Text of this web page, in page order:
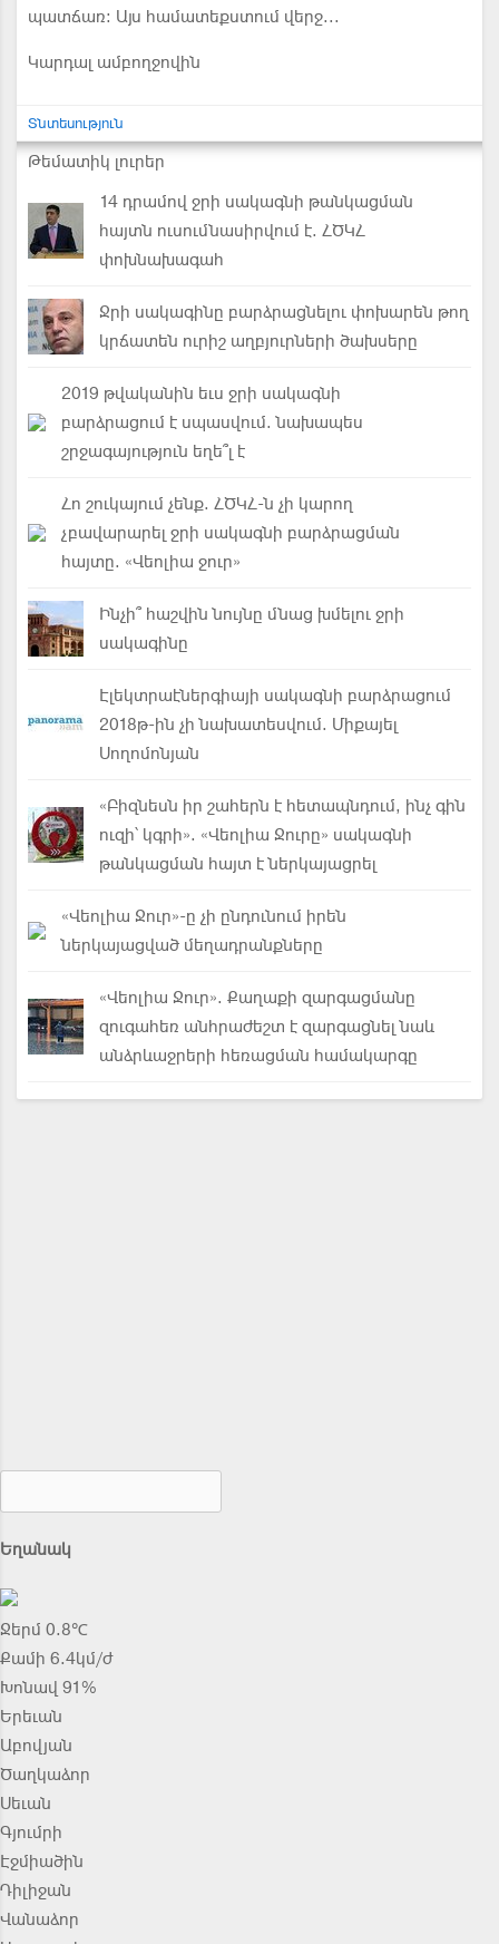
պատճառ։ Այս համատեքստում վերջ...
Կարդալ ամբողջովին
Տնտեսություն
Թեմատիկ լուրեր
14 դրամով ջրի սակագնի թանկացման
հայտն ուսումնասիրվում է. ՀԾԿՀ
փոխնախագահ
Ջրի սակագինը բարձրացնելու փոխարեն թող
կրճատեն ուրիշ աղբյուրների ծախսերը
2019 թվականին եւս ջրի սակագնի
բարձրացում է սպասվում. նախապես
շրջագայություն եղե՞լ է
Հո շուկայում չենք. ՀԾԿՀ-ն չի կարող
չբավարարել ջրի սակագնի բարձրացման
հայտը. «Վեոլիա ջուր»
Ինչի՞ հաշվին նույնը մնաց խմելու ջրի
սակագինը
Էլեկտրաէներգիայի սակագնի բարձրացում
2018թ-ին չի նախատեսվում. Միքայել
Սողոմոնյան
«Բիզնեսն իր շահերն է հետապնդում, ինչ գին
ուզի՝ կգրի». «Վեոլիա Ջուրը» սակագնի
թանկացման հայտ է ներկայացրել
«Վեոլիա Ջուր»-ը չի ընդունում իրեն
ներկայացված մեղադրանքները
«Վեոլիա Ջուր». Քաղաքի զարգացմանը
զուգահեռ անհրաժեշտ է զարգացնել նաև
անձրևաջրերի հեռացման համակարգը
Եղանակ
Ջերմ 0.8℃
Քամի 6.4կմ/ժ
Խոնավ 91%
Երեւան
Աբովյան
Ծաղկաձոր
Սեւան
Գյումրի
Էջմիածին
Դիլիջան
Վանաձոր